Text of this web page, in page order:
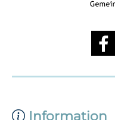
Information